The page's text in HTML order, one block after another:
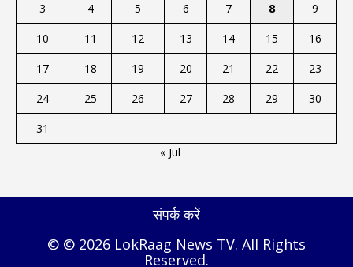
3
4 5 6 7 8
9
10
11 12 13 14 15
16
17
18 19 20 21 22
23
24
25 26 27 28 29
30
31
« Jul
संपर्क करें
© © 2026 LokRaag News TV. All Rights
Reserved.